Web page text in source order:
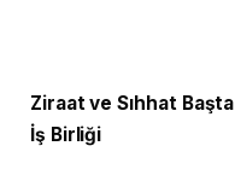
Ziraat ve Sıhhat
İş Birliği